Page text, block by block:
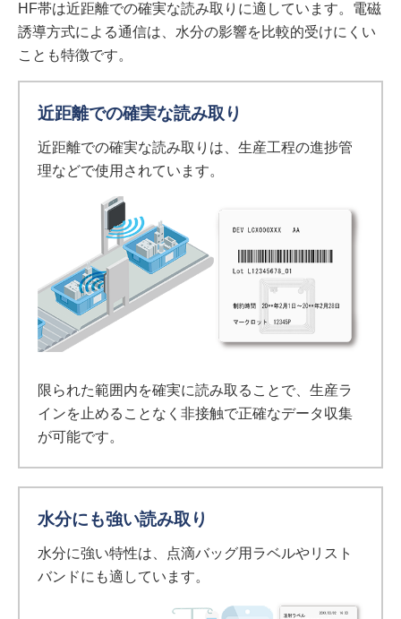
HF帯は近距離での確実な読み取りに適しています。電磁
誘導方式による通信は、水分の影響を比較的受けにくい
ことも特徴です。
近距離での確実な読み取り
近距離での確実な読み取りは、生産工程の進捗管
理などで使用されています。
限られた範囲内を確実に読み取ることで、生産ラ
インを止めることなく非接触で正確なデータ収集
が可能です。
水分にも強い読み取り
水分に強い特性は、点滴バッグ用ラベルやリスト
バンドにも適しています。